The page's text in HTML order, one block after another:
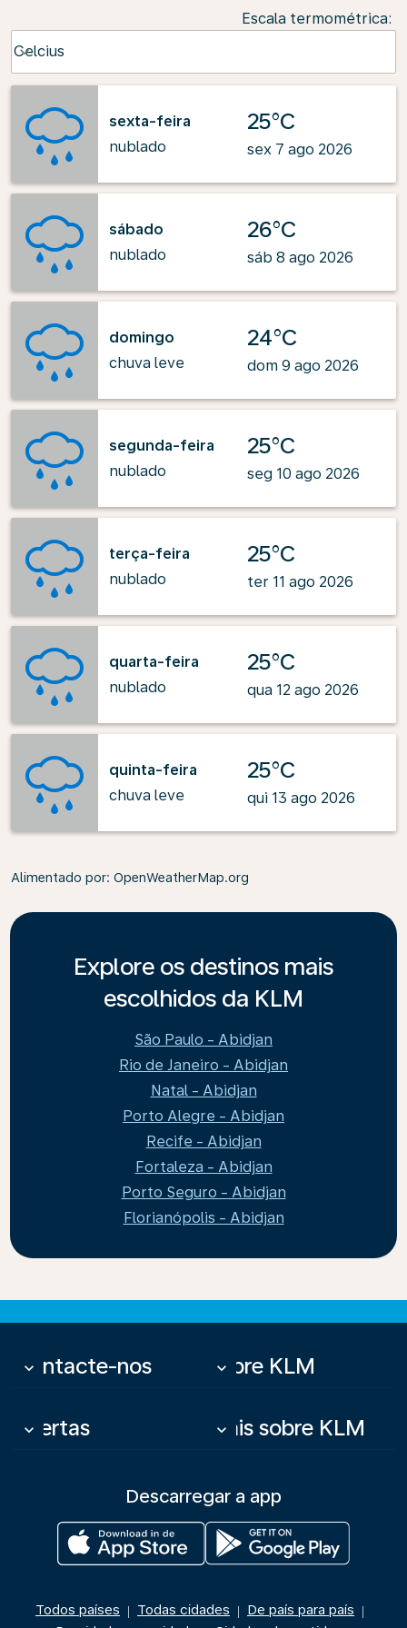
Escala termométrica:
Celcius
keyboard_arrow_down
sexta-feira
nublado
25°C
sex 7 ago 2026
sábado
nublado
26°C
sáb 8 ago 2026
domingo
chuva leve
24°C
dom 9 ago 2026
segunda-feira
nublado
25°C
seg 10 ago 2026
terça-feira
nublado
25°C
ter 11 ago 2026
quarta-feira
nublado
25°C
qua 12 ago 2026
quinta-feira
chuva leve
25°C
qui 13 ago 2026
Alimentado por: OpenWeatherMap.org
Explore os destinos mais
escolhidos da KLM
São Paulo - Abidjan
Rio de Janeiro - Abidjan
Natal - Abidjan
Porto Alegre - Abidjan
Recife - Abidjan
Fortaleza - Abidjan
Porto Seguro - Abidjan
Florianópolis - Abidjan
Contacte-nos
keyboard_arrow_down Sobre KLM
keyboard_arrow_down
Ofertas
keyboard_arrow_down Mais sobre KLM
keyboard_arrow_down
Descarregar a app
Todos países | Todas cidades | De país para país |